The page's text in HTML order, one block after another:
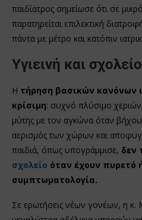
παιδίατρος σημείωσε ότι σε
παρατηρείται επιλεκτική
πάντα με μέτρο και κατόπιν
Υγιεινή και σχολείο
Η τήρηση βασικών κανόνων
κρίσιμη: συχνό πλύσιμο
μύτης με τον αγκώνα όταν
αερισμός των χώρων και
παιδιά, όπως υπογράμμισε, δεν
σχολείο όταν έχουν πυρετό
συμπτωματολογία.
Σε ερωτήσεις νέων γονέων, η κ.